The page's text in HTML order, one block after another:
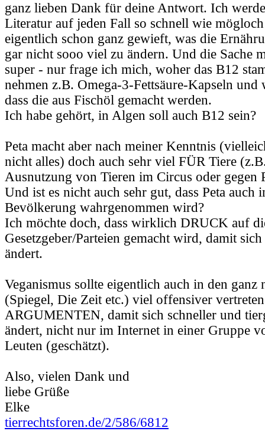
ganz lieben Dank für deine Antwort. Ich
Literatur auf jeden Fall so schnell wie
eigentlich schon ganz gewieft, was die
gar nicht sooo viel zu ändern. Und die Sache
super - nur frage ich mich, woher das B12
nehmen z.B. Omega-3-Fettsäure-Kapseln und
dass die aus Fischöl gemacht werden.
Ich habe gehört, in Algen soll auch B12 sein?
Peta macht aber nach meiner Kenntnis
nicht alles) doch auch sehr viel FÜR Tiere
Ausnutzung von Tieren im Circus oder gegen
Und ist es nicht auch sehr gut, dass Peta auch
Bevölkerung wahrgenommen wird?
Ich möchte doch, dass wirklich DRUCK auf
Gesetzgeber/Parteien gemacht wird, damit
ändert.
Veganismus sollte eigentlich auch in den ganz
(Spiegel, Die Zeit etc.) viel offensiver
ARGUMENTEN, damit sich schneller und
ändert, nicht nur im Internet in einer Gruppe
Leuten (geschätzt).
Also, vielen Dank und
liebe Grüße
Elke
tierrechtsforen.de/2/586/6812